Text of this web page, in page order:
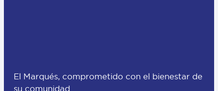
El Marqués, comprometido con el bienestar de
su comunidad.